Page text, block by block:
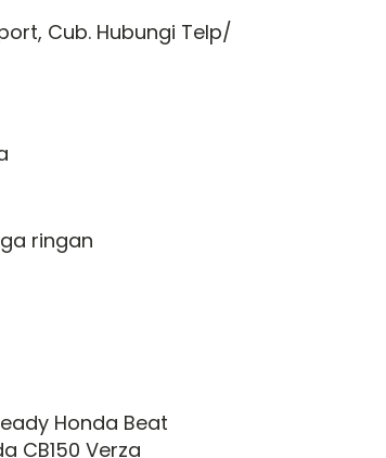
Cub. Hubungi Telp/
ringan
Honda Beat
CB150 Verza